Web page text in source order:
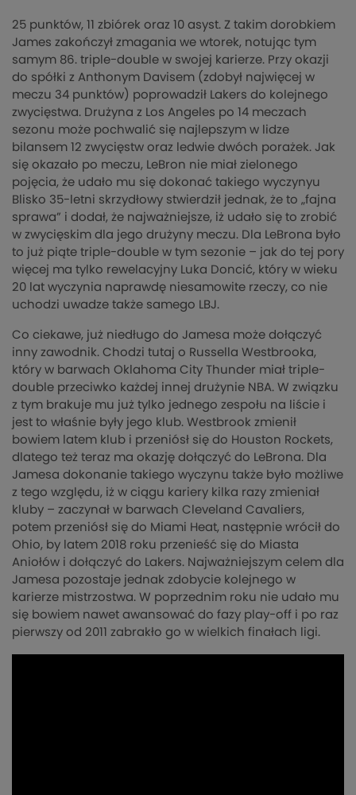
25 punktów, 11 zbiórek oraz 10 asyst. Z takim dorobkiem
James zakończył zmagania we wtorek, notując tym
samym 86. triple-double w swojej karierze. Przy okazji
do spółki z Anthonym Davisem (zdobył najwięcej w
meczu 34 punktów) poprowadził Lakers do kolejnego
zwycięstwa. Drużyna z Los Angeles po 14 meczach
sezonu może pochwalić się najlepszym w lidze
bilansem 12 zwycięstw oraz ledwie dwóch porażek. Jak
się okazało po meczu, LeBron nie miał zielonego
pojęcia, że udało mu się dokonać takiego wyczynyu
Blisko 35-letni skrzydłowy stwierdził jednak, że to „fajna
sprawa” i dodał, że najważniejsze, iż udało się to zrobić
w zwycięskim dla jego drużyny meczu. Dla LeBrona było
to już piąte triple-double w tym sezonie – jak do tej pory
więcej ma tylko rewelacyjny Luka Doncić, który w wieku
20 lat wyczynia naprawdę niesamowite rzeczy, co nie
uchodzi uwadze także samego LBJ.
Co ciekawe, już niedługo do Jamesa może dołączyć
inny zawodnik. Chodzi tutaj o Russella Westbrooka,
który w barwach Oklahoma City Thunder miał triple-
double przeciwko każdej innej drużynie NBA. W związku
z tym brakuje mu już tylko jednego zespołu na liście i
jest to właśnie były jego klub. Westbrook zmienił
bowiem latem klub i przeniósł się do Houston Rockets,
dlatego też teraz ma okazję dołączyć do LeBrona. Dla
Jamesa dokonanie takiego wyczynu także było możliwe
z tego względu, iż w ciągu kariery kilka razy zmieniał
kluby – zaczynał w barwach Cleveland Cavaliers,
potem przeniósł się do Miami Heat, następnie wrócił do
Ohio, by latem 2018 roku przenieść się do Miasta
Aniołów i dołączyć do Lakers. Najważniejszym celem dla
Jamesa pozostaje jednak zdobycie kolejnego w
karierze mistrzostwa. W poprzednim roku nie udało mu
się bowiem nawet awansować do fazy play-off i po raz
pierwszy od 2011 zabrakło go w wielkich finałach ligi.